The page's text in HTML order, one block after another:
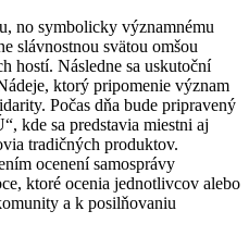
no symbolicky významnému
slávnostnou svätou omšou
hostí. Následne sa uskutoční
ktorý pripomenie význam
Počas dňa bude pripravený
kde sa predstavia miestni aj
tradičných produktov.
ocenení samosprávy
ktoré ocenia jednotlivcov alebo
a k posilňovaniu